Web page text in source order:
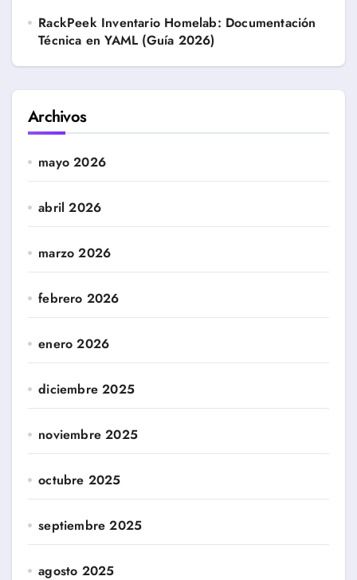
RackPeek Inventario Homelab: Documentación
Técnica en YAML (Guía 2026)
Archivos
mayo 2026
abril 2026
marzo 2026
febrero 2026
enero 2026
diciembre 2025
noviembre 2025
octubre 2025
septiembre 2025
agosto 2025